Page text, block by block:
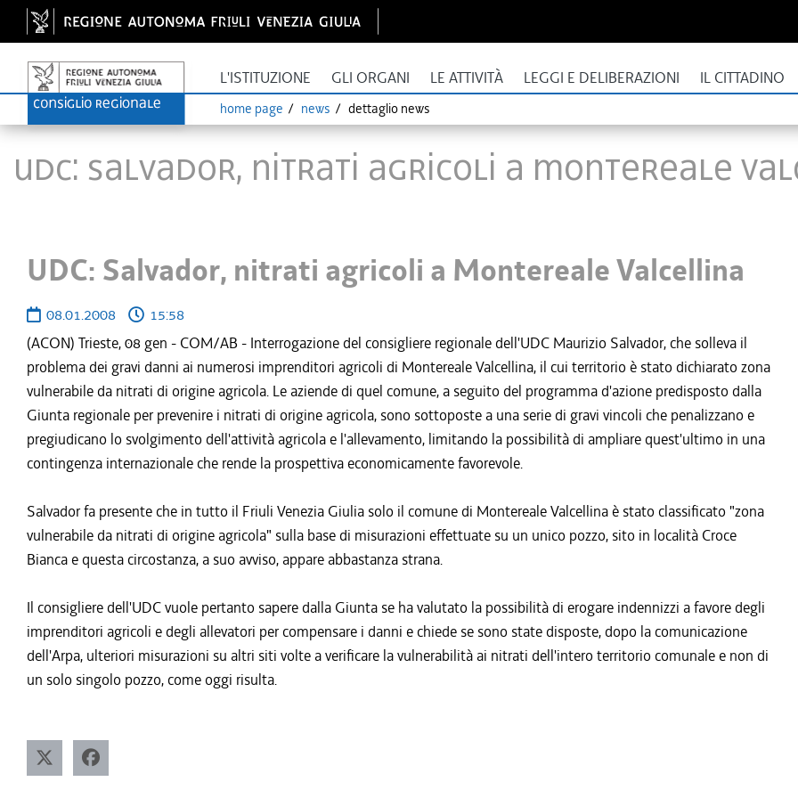
L'ISTITUZIONE GLI ORGANI LE ATTIVITÀ LEGGI E DELIBERAZIONI IL CITTADINO
home page news dettaglio news
UDC: Salvador, nitrati agricoli a Montereale
UDC: Salvador, nitrati agricoli a Montereale Valcellina
08.01.2008
15:58
(ACON) Trieste, 08 gen - COM/AB - Interrogazione del consigliere regionale dell'UDC Maurizio Salvador, che solleva il
problema dei gravi danni ai numerosi imprenditori agricoli di Montereale Valcellina, il cui territorio è stato dichiarato zona
vulnerabile da nitrati di origine agricola. Le aziende di quel comune, a seguito del programma d'azione predisposto dalla
Giunta regionale per prevenire i nitrati di origine agricola, sono sottoposte a una serie di gravi vincoli che penalizzano e
pregiudicano lo svolgimento dell'attività agricola e l'allevamento, limitando la possibilità di ampliare quest'ultimo in una
contingenza internazionale che rende la prospettiva economicamente favorevole.
Salvador fa presente che in tutto il Friuli Venezia Giulia solo il comune di Montereale Valcellina è stato classificato "zona
vulnerabile da nitrati di origine agricola" sulla base di misurazioni effettuate su un unico pozzo, sito in località Croce
Bianca e questa circostanza, a suo avviso, appare abbastanza strana.
Il consigliere dell'UDC vuole pertanto sapere dalla Giunta se ha valutato la possibilità di erogare indennizzi a favore degli
imprenditori agricoli e degli allevatori per compensare i danni e chiede se sono state disposte, dopo la comunicazione
dell'Arpa, ulteriori misurazioni su altri siti volte a verificare la vulnerabilità ai nitrati dell'intero territorio comunale e non di
un solo singolo pozzo, come oggi risulta.